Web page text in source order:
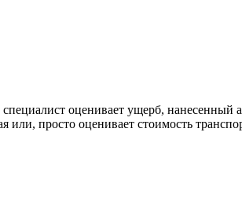
специалист оценивает ущерб, нанесенный
просто оценивает стоимость